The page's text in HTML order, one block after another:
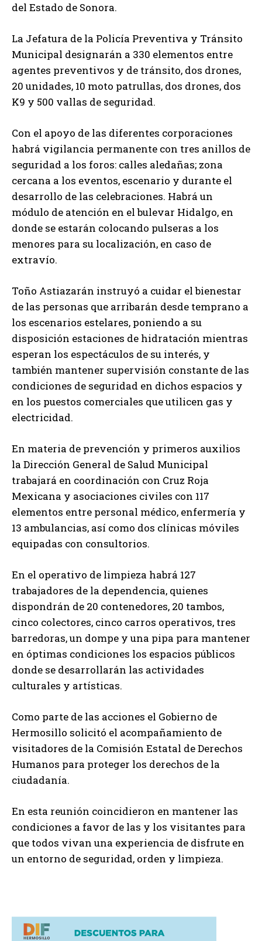
del Estado de Sonora.
La Jefatura de la Policía Preventiva y Tránsito
Municipal designarán a 330 elementos entre
agentes preventivos y de tránsito, dos drones,
20 unidades, 10 moto patrullas, dos drones, dos
K9 y 500 vallas de seguridad.
Con el apoyo de las diferentes corporaciones
habrá vigilancia permanente con tres anillos de
seguridad a los foros: calles aledañas; zona
cercana a los eventos, escenario y durante el
desarrollo de las celebraciones. Habrá un
módulo de atención en el bulevar Hidalgo, en
donde se estarán colocando pulseras a los
menores para su localización, en caso de
extravío.
Toño Astiazarán instruyó a cuidar el bienestar
de las personas que arribarán desde temprano a
los escenarios estelares, poniendo a su
disposición estaciones de hidratación mientras
esperan los espectáculos de su interés, y
también mantener supervisión constante de las
condiciones de seguridad en dichos espacios y
en los puestos comerciales que utilicen gas y
electricidad.
En materia de prevención y primeros auxilios
la Dirección General de Salud Municipal
trabajará en coordinación con Cruz Roja
Mexicana y asociaciones civiles con 117
elementos entre personal médico, enfermería y
13 ambulancias, así como dos clínicas móviles
equipadas con consultorios.
En el operativo de limpieza habrá 127
trabajadores de la dependencia, quienes
dispondrán de 20 contenedores, 20 tambos,
cinco colectores, cinco carros operativos, tres
barredoras, un dompe y una pipa para mantener
en óptimas condiciones los espacios públicos
donde se desarrollarán las actividades
culturales y artísticas.
Como parte de las acciones el Gobierno de
Hermosillo solicitó el acompañamiento de
visitadores de la Comisión Estatal de Derechos
Humanos para proteger los derechos de la
ciudadanía.
En esta reunión coincidieron en mantener las
condiciones a favor de las y los visitantes para
que todos vivan una experiencia de disfrute en
un entorno de seguridad, orden y limpieza.